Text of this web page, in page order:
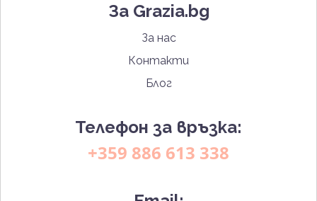
За Grazia.bg
За нас
Контакти
Блог
Телефон за връзка:
+359 886 613 338